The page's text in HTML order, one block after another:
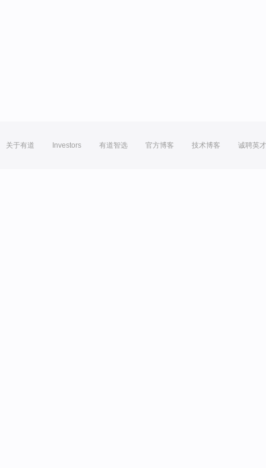
关于有道 Investors 有道智选 官方博客 技术博客 诚聘英才